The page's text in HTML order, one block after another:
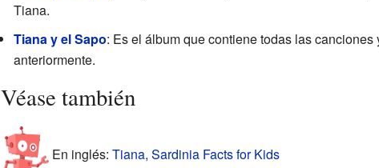
Tiana.
Tiana y el Sapo: Es el álbum que contiene todas las
anteriormente.
Véase también
En inglés: Tiana, Sardinia Facts for Kids